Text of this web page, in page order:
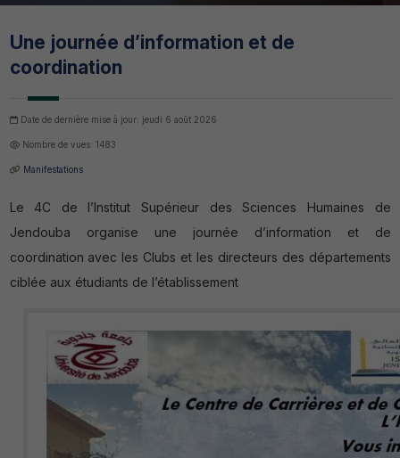
Une journée d’information et de
coordination
Date de dernière mise à jour: jeudi 6 août 2026
Nombre de vues: 1483
Manifestations
Le 4C de l’Institut Supérieur des Sciences Humaines de
Jendouba organise une journée d’information et de
coordination avec les Clubs et les directeurs des départements
ciblée aux étudiants de l’établissement